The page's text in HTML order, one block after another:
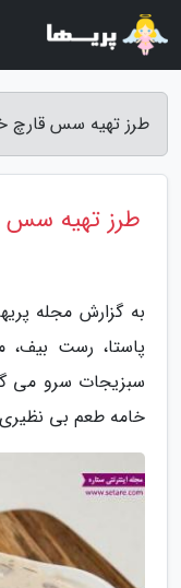
طرز تهیه سس قارچ
طرز تهیه
به گزارش مجله
پاستا، رست بیف،
سبزیجات سرو می
خامه طعم بی